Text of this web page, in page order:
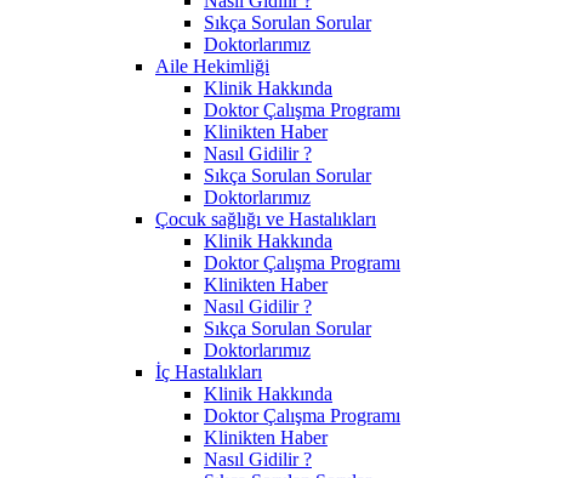
Sıkça Sorulan Sorular
Doktorlarımız
Aile Hekimliği
Klinik Hakkında
Doktor Çalışma Programı
Klinikten Haber
Nasıl Gidilir ?
Sıkça Sorulan Sorular
Doktorlarımız
Çocuk sağlığı ve Hastalıkları
Klinik Hakkında
Doktor Çalışma Programı
Klinikten Haber
Nasıl Gidilir ?
Sıkça Sorulan Sorular
Doktorlarımız
İç Hastalıkları
Klinik Hakkında
Doktor Çalışma Programı
Klinikten Haber
Nasıl Gidilir ?